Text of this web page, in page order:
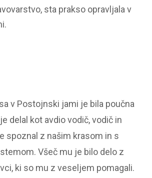
sta prakso opravljala v
v Postojnski jami je bila poučna
delal kot avdio vodič, vodič in
spoznal z našim krasom in s
Všeč mu je bilo delo z
ki so mu z veseljem pomagali.